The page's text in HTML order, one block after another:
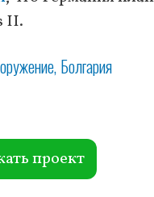
II.
Болгария
проект